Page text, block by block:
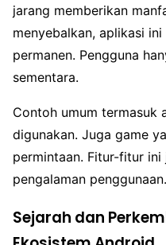
jarang memberikan
menyebalkan, aplikasi
permanen. Pengguna
sementara.
Contoh umum termasuk
digunakan. Juga game
permintaan. Fitur-fitur ini
pengalaman penggunaan.
Sejarah dan